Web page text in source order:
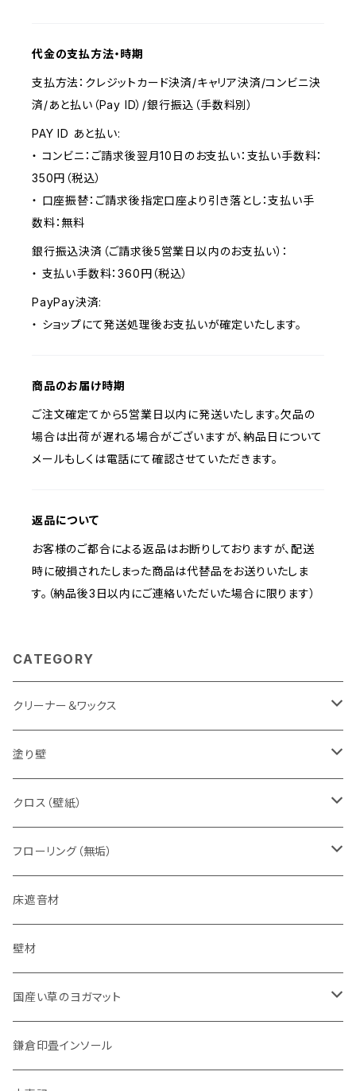
代金の支払方法・時期
支払方法：クレジットカード決済/キャリア決済/コンビニ決
済/あと払い（Pay ID）/銀行振込（手数料別）
PAY ID あと払い:
・ コンビニ：ご請求後翌月10日のお支払い：支払い手数料：
350円（税込）
・ 口座振替：ご請求後指定口座より引き落とし：支払い手
数料：無料
銀行振込決済（ご請求後5営業日以内のお支払い）：
・ 支払い手数料：360円（税込）
PayPay決済:
・ ショップにて発送処理後お支払いが確定いたします。
商品のお届け時期
ご注文確定てから5営業日以内に発送いたします。欠品の
場合は出荷が遅れる場合がございますが、納品日について
メールもしくは電話にて確認させていただきます。
返品について
お客様のご都合による返品はお断りしておりますが、配送
時に破損されたしまった商品は代替品をお送りいたしま
す。（納品後3日以内にご連絡いただいた場合に限ります）
CATEGORY
クリーナー＆ワックス
すべての床用
無垢材専用
塗り壁
下地処理材
珪藻土塗り壁
特別な事情の追加用色粉
漆喰塗り壁
カオリンの壁
補修材
クロス（壁紙）
でんぷん糊
フローリング（無垢）
接着剤
床暖房用
ナチュラルオイル（自然塗装）仕上げ
コーティング仕上げ
床遮音材
壁材
国産い草のヨガマット
国産い草のヨガマット
鎌倉印畳インソール